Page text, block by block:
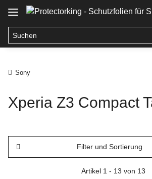
Sony
Xperia Z3 Compact
Filter und Sortierung
Artikel 1 - 13 von 13